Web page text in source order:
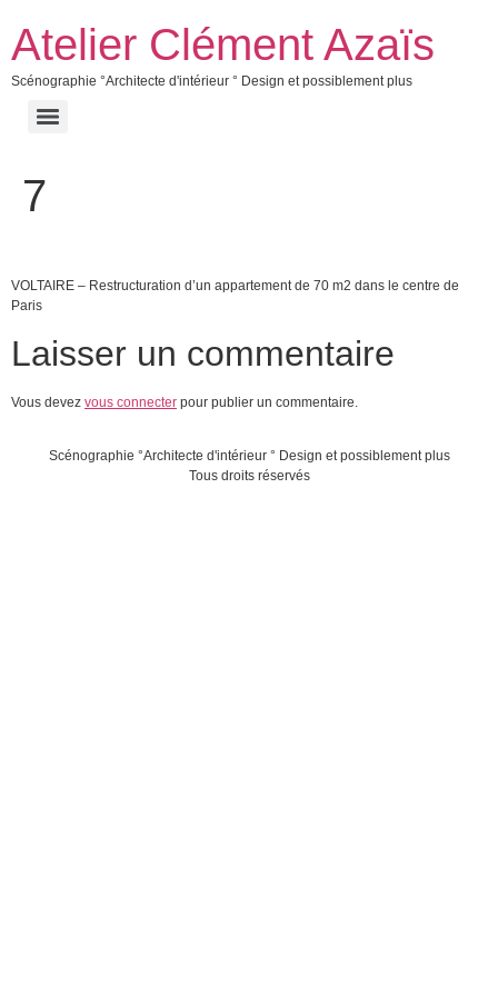
Atelier Clément Azaïs
Scénographie °Architecte d'intérieur ° Design et possiblement plus
7
VOLTAIRE – Restructuration d’un appartement de 70 m2 dans le centre de
Paris
Laisser un commentaire
Vous devez vous connecter pour publier un commentaire.
Scénographie °Architecte d'intérieur ° Design et possiblement plus
Tous droits réservés